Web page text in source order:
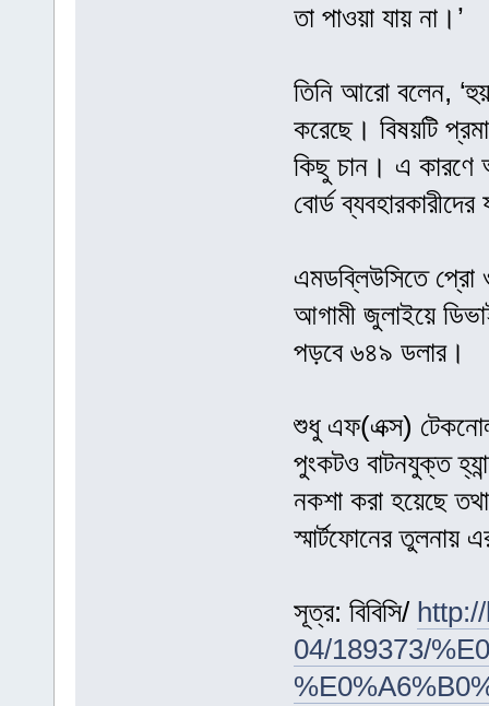
তা পাওয়া যায় না।’
তিনি আরো বলেন,
করেছে। বিষয়টি
কিছু চান। এ কারণে
বোর্ড
এমডব্লিউসিতে প্রো
আগামী জুলাইয়ে
পড়বে ৬৪৯ ডলার।
শুধু এফ(এক্স)
পুংকটও বাটনযুক্ত
নকশা করা হয়েছে
স্মার্টফোনের তুলনায়
সূত্র: বিবিসি/
04/189373/